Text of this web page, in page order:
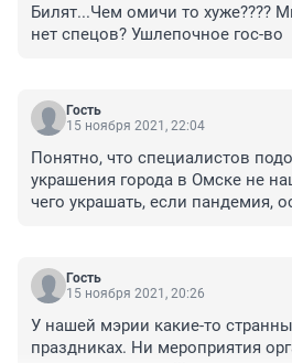
Билят...Чем омичи то хуже????
нет спецов? Ушлепочное гос-во
Гость
15 ноября 2021, 22:04
Понятно, что специалистов
украшения города в Омске не
чего украшать, если пандемия,
время проведения
возьмёт отгулы?
Гость
15 ноября 2021, 20:26
У нашей мэрии какие-то
праздниках. Ни мероприятия